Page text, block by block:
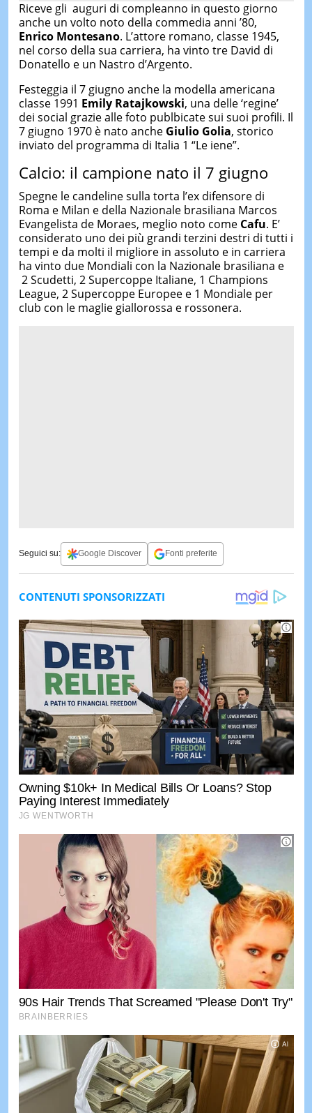
Riceve gli auguri di compleanno in questo giorno
anche un volto noto della commedia anni ’80,
Enrico Montesano. L’attore romano, classe 1945,
nel corso della sua carriera, ha vinto tre David di
Donatello e un Nastro d’Argento.
Festeggia il 7 giugno anche la modella americana
classe 1991 Emily Ratajkowski, una delle ‘regine’
dei social grazie alle foto publbicate sui suoi profili. Il
7 giugno 1970 è nato anche Giulio Golia, storico
inviato del programma di Italia 1 “Le iene”.
Calcio: il campione nato il 7 giugno
Spegne le candeline sulla torta l’ex difensore di
Roma e Milan e della Nazionale brasiliana Marcos
Evangelista de Moraes, meglio noto come Cafu. E’
considerato uno dei più grandi terzini destri di tutti i
tempi e da molti il migliore in assoluto e in carriera
ha vinto due Mondiali con la Nazionale brasiliana e
2 Scudetti, 2 Supercoppe Italiane, 1 Champions
League, 2 Supercoppe Europee e 1 Mondiale per
club con le maglie giallorossa e rossonera.
Seguici su: Google Discover Fonti preferite